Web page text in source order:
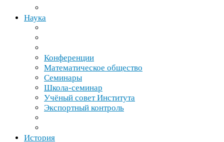
Наука
Конференции
Математическое общество
Семинары
Школа-​семинар
Учёный совет Института
Экспортный контроль
История